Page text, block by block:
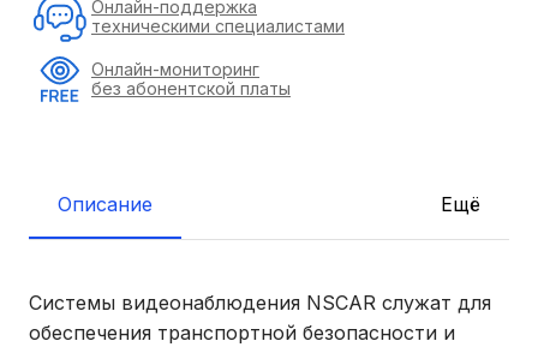
Описание Ещё
Системы видеонаблюдения NSCAR служат для
обеспечения транспортной безопасности и
Онлайн-поддержка
техническими специалистами
Онлайн-мониторинг
без абонентской платы